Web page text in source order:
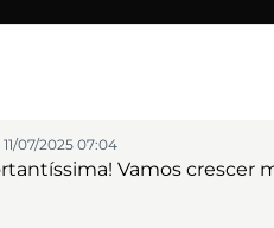
07/2025 07:04
Vamos crescer